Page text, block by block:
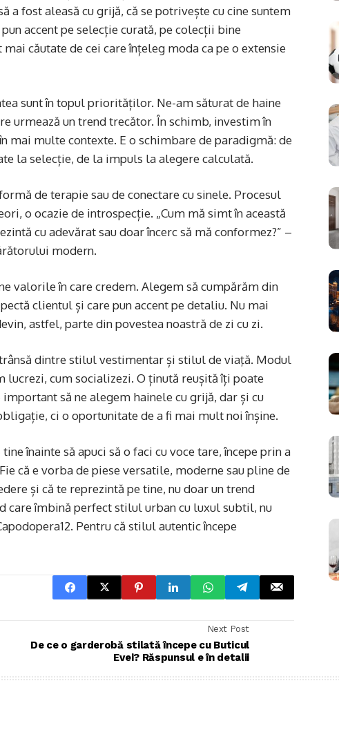
a fost aleasă cu grijă, că se potrivește cu cine suntem
accent pe selecție curată, pe colecții bine
căutate de cei care înțeleg moda ca pe o extensie
sunt în topul priorităților. Ne-am săturat de haine
urmează un trend trecător. În schimb, investim în
mai multe contexte. E o schimbare de paradigmă: de
la selecție, de la impuls la alegere calculată.
de terapie sau de conectare cu sinele. Procesul
o ocazie de introspecție. „Cum mă simt în această
cu adevărat sau doar încerc să mă conformez?” –
modern.
valorile în care credem. Alegem să cumpărăm din
clientul și care pun accent pe detaliu. Nu mai
astfel, parte din povestea noastră de zi cu zi.
dintre stilul vestimentar și stilul de viaţă. Modul
lucrezi, cum socializezi. O ținută reușită îți poate
să ne alegem hainele cu grijă, dar și cu
ci o oportunitate de a fi mai mult noi înșine.
înainte să apuci să o faci cu voce tare, începe prin a
că e vorba de piese versatile, moderne sau pline de
și că te reprezintă pe tine, nu doar un trend
care îmbină perfect stilul urban cu luxul subtil, nu
Pentru că stilul autentic începe
Next Post
De ce o garderobă stilată începe cu Buticul
Evei? Răspunsul e în detalii